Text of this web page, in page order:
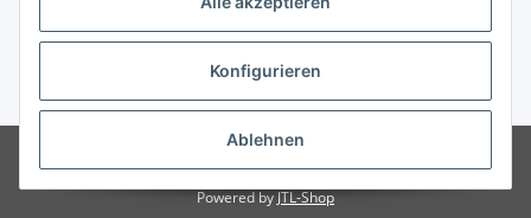
Konfigurieren
Ablehnen
* Alle Preise inkl. gesetzlicher USt., ** siehe Lieferbedingungen, zzgl.
Versand
Endkunden und Wiederverkäufer
Powered byJTL-Shop